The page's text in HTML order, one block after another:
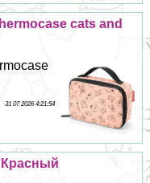
cats and
31 07 2026 4:21:54
Красный